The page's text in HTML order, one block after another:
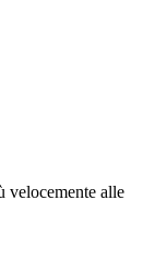
velocemente alle